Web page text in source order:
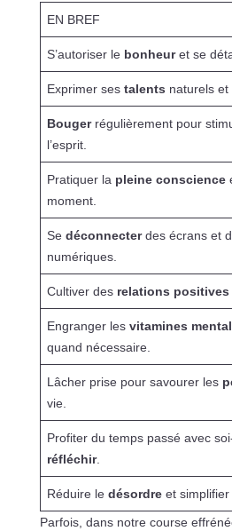
EN BREF
S’autoriser le bonheuret se
Exprimer ses talents naturels et
Bougerrégulièrement pour
l’esprit.
Pratiquer la pleine conscience
moment.
Se déconnecterdes écrans et
numériques.
Cultiver des relations positives
Engranger les vitamines
quand nécessaire.
Lâcher prise pour savourer les
vie.
Profiter du temps passé avec
réfléchir.
Réduire le désordreet simplifier
Parfois, dans notre course